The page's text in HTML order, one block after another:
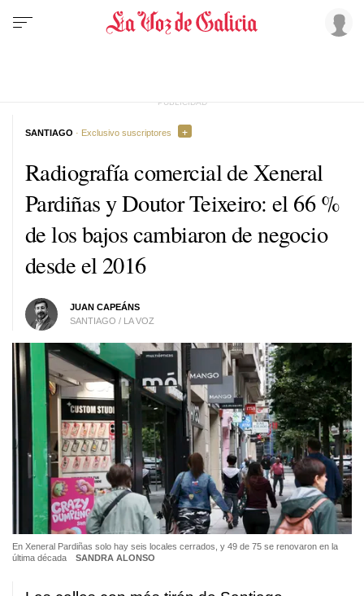
Radiografía comercial de Xeneral
Pardiñas y Doutor Teixeiro: el 66 %
de los bajos cambiaron de negocio
desde el 2016
JUAN CAPEÁNS
SANTIAGO / LA VOZ
SANTIAGO · Exclusivo suscriptores
En Xeneral Pardiñas solo hay seis locales cerrados, y 49 de 75 se renovaron en la
última década
SANDRA ALONSO